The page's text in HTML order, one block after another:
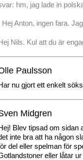
hm, jag lade in
Hej Anton, ingen fara.
Nils. Kul att du är
Paulsson
nu gjort ett enkelt
Midgren
Blev tipsad om sidan
inte bra att ha någon
del eller spelman för
eller låtar